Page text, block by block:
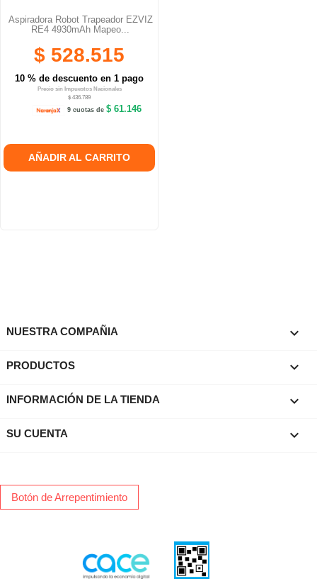
Aspiradora Robot Trapeador EZVIZ
RE4 4930mAh Mapeo...
$ 528.515
10 % de descuento en 1 pago
Precio sin Impuestos Nacionales
$ 436.789
9 cuotas de$ 61.146
AÑADIR AL CARRITO
NUESTRA COMPAÑIA 
PRODUCTOS 
INFORMACIÓN DE LA TIENDA keyboard_arrow_down
SU CUENTA 
Botón de Arrepentimiento